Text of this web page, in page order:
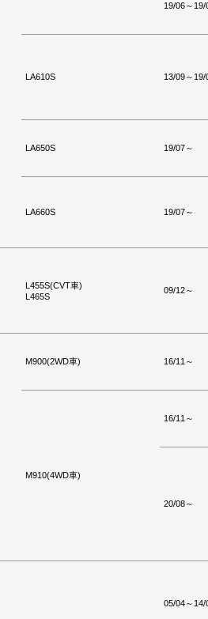
19/06～19/
LA610S 13/09～19/
LA650S 19/07～
LA660S 19/07～
L455S(CVT車)
L465S
09/12～
M900(2WD車) 16/11～
M910(4WD車)
16/11～
20/08～
05/04～14/